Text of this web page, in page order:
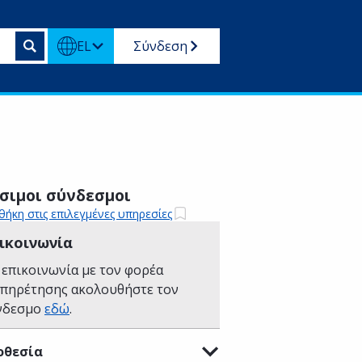
EL Σύνδεση
σύνδεσμοι
στις επιλεγμένες υπηρεσίες
επικοινωνία με τον φορέα
ακολουθήστε τον
εδώ.